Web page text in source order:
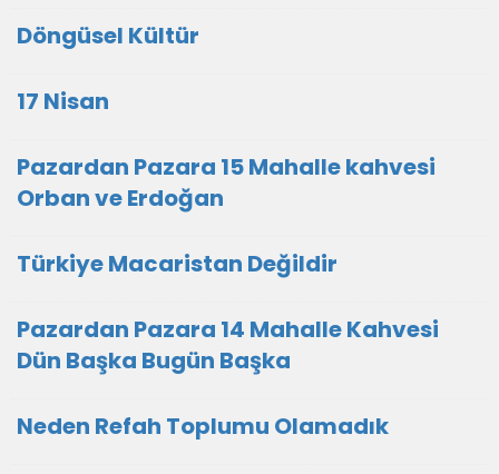
Döngüsel Kültür
17 Nisan
Pazardan Pazara 15 Mahalle kahvesi
Orban ve Erdoğan
Türkiye Macaristan Değildir
Pazardan Pazara 14 Mahalle Kahvesi
Dün Başka Bugün Başka
Neden Refah Toplumu Olamadık